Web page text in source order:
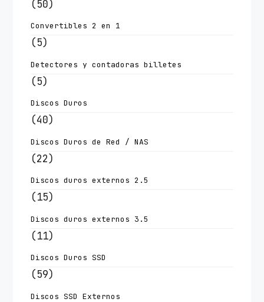
(50)
Convertibles 2 en 1
(5)
Detectores y contadoras billetes
(5)
Discos Duros
(40)
Discos Duros de Red / NAS
(22)
Discos duros externos 2.5
(15)
Discos duros externos 3.5
(11)
Discos Duros SSD
(59)
Discos SSD Externos